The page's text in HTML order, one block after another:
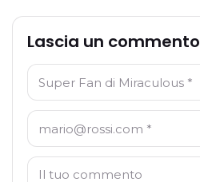
Lascia un commento
Nome: *
E-mail: *
Commento: *